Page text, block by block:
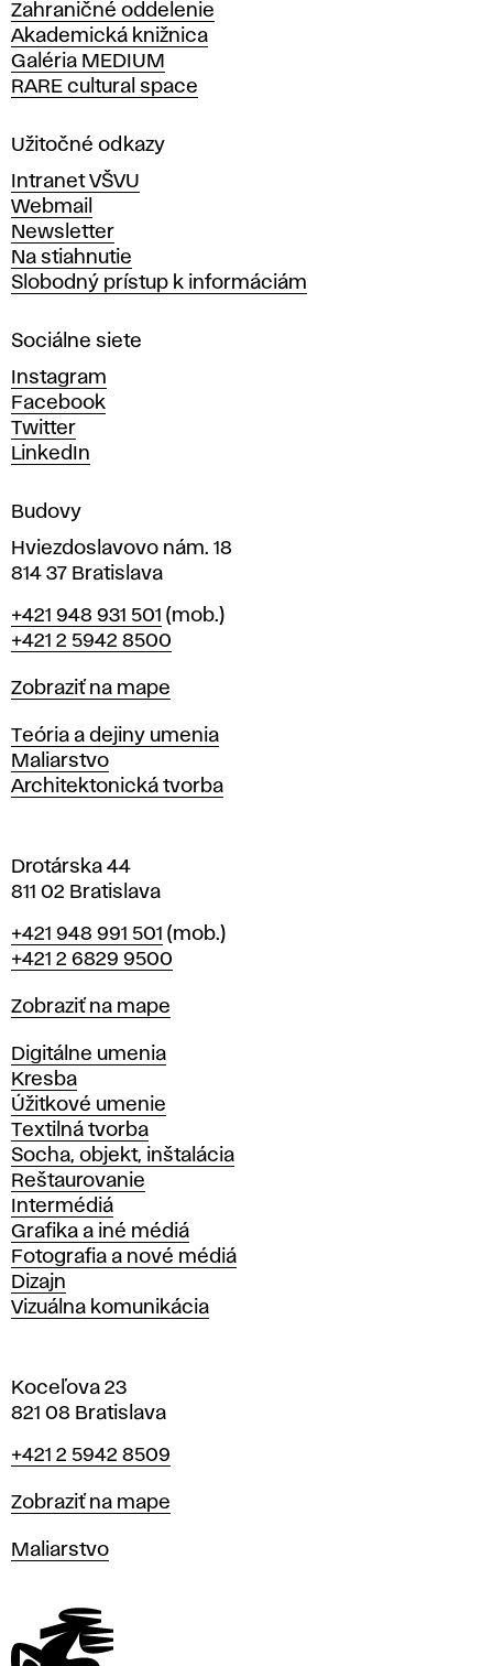
á
š
k
o
a
ý
t
v
a
r
ý
c
h
u
m
e
í
v
r
a
i
l
a
v
Zahraničné oddelenie
Akademická knižnica
Galéria MEDIUM
RARE cultural space
Užitočné odkazy
Intranet VŠVU
Webmail
Newsletter
Na stiahnutie
Slobodný prístup k informáciám
Sociálne siete
Instagram
Facebook
Twitter
LinkedIn
Budovy
Hviezdoslavovo nám. 18
814 37 Bratislava
Telefón
+421 948 931 501 (mob.)
+421 2 5942 8500
Mapa
Zobraziť na mape
Katedry
Teória a dejiny umenia
Maliarstvo
Architektonická tvorba
Drotárska 44
811 02 Bratislava
Telefón
+421 948 991 501 (mob.)
+421 2 6829 9500
Mapa
Zobraziť na mape
Katedry
Digitálne umenia
Kresba
Úžitkové umenie
Textilná tvorba
Socha, objekt, inštalácia
Reštaurovanie
Intermédiá
Grafika a iné médiá
Fotografia a nové médiá
Dizajn
Vizuálna komunikácia
Koceľova 23
821 08 Bratislava
Telefón
+421 2 5942 8509
Mapa
Zobraziť na mape
Katedry
Maliarstvo